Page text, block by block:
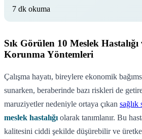
7 dk okuma
Sık Görülen 10 Meslek
Korunma Yöntemleri
Çalışma hayatı, bireylere ekonomik
sunarken, beraberinde bazı riskleri de
maruziyetler nedeniyle ortaya çıkan sağlık
meslek hastalığı olarak tanımlanır. Bu
kalitesini ciddi şekilde düşürebilir ve